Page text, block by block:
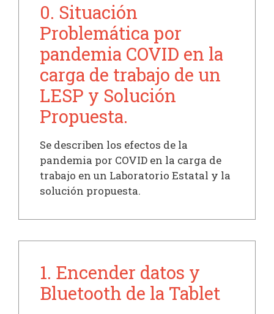
0. Situación
Problemática por
pandemia COVID en la
carga de trabajo de un
LESP y Solución
Propuesta.
Se describen los efectos de la
pandemia por COVID en la carga de
trabajo en un Laboratorio Estatal y la
solución propuesta.
1. Encender datos y
Bluetooth de la Tablet